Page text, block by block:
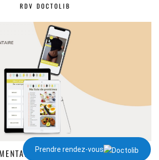
RDV DOCTOLIB
Prendre rendez-vous
DE 1300 À 2000 KCAL